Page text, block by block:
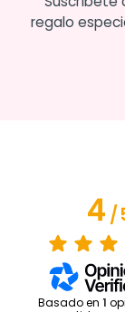
regalo
4/
Basado en 1